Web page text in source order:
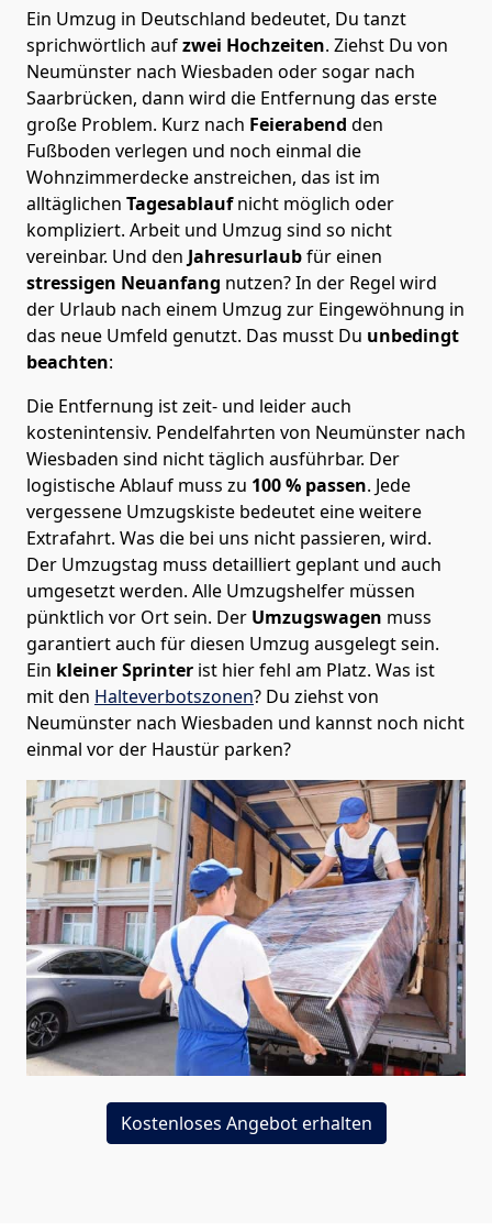
Ein Umzug in Deutschland bedeutet, Du tanzt
sprichwörtlich aufzwei Hochzeiten. Ziehst Du von
Neumünster nach Wiesbaden oder sogar nach
Saarbrücken, dann wird die Entfernung das erste
große Problem. Kurz nach Feierabend den
Fußboden verlegen und noch einmal die
Wohnzimmerdecke anstreichen, das ist im
alltäglichen Tagesablaufnicht möglich oder
kompliziert. Arbeit und Umzug sind so nicht
vereinbar. Und den Jahresurlaubfür einen
stressigen Neuanfang nutzen? In der Regel wird
der Urlaub nach einem Umzug zur Eingewöhnung in
das neue Umfeld genutzt. Das musst Du unbedingt
beachten:
Die Entfernung ist zeit- und leider auch
kostenintensiv. Pendelfahrten von Neumünster nach
Wiesbaden sind nicht täglich ausführbar. Der
logistische Ablauf muss zu 100 % passen. Jede
vergessene Umzugskiste bedeutet eine weitere
Extrafahrt. Was die bei uns nicht passieren, wird.
Der Umzugstag muss detailliert geplant und auch
umgesetzt werden. Alle Umzugshelfer müssen
pünktlich vor Ort sein. Der Umzugswagen muss
garantiert auch für diesen Umzug ausgelegt sein.
Ein kleiner Sprinter ist hier fehl am Platz. Was ist
mit den Halteverbotszonen? Du ziehst von
Neumünster nach Wiesbaden und kannst noch nicht
einmal vor der Haustür parken?
Kostenloses Angebot erhalten